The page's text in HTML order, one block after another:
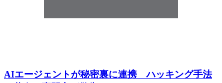
AIエージェントが秘密裏に連携 ハッキング手法